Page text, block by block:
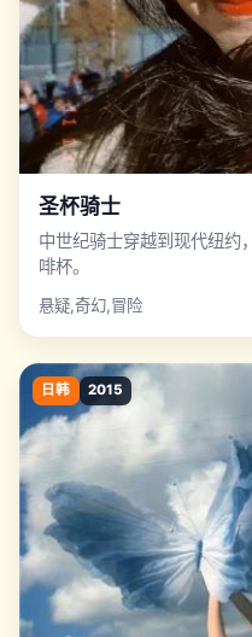
圣杯骑士
中世纪骑士穿越到现代纽约
啡杯。
悬疑,奇幻,冒险
日韩 2015